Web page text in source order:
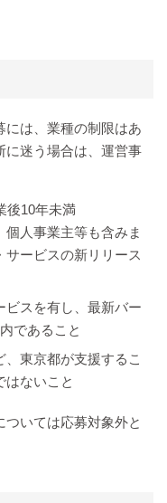
には、業種の制限はあ
に迷う場合は、運営事
後10年未満
個人事業主等も含みま
ービスの新リリース
ビスを有し、最新バー
であること
東京都が支援するこ
はないこと
いては応募対象外と